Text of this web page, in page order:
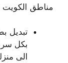
مناطق
تبديل
بكل
الى